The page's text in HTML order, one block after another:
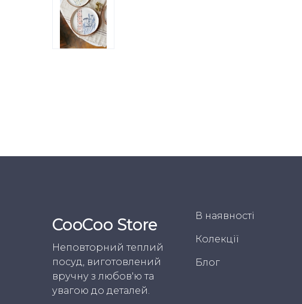
CooСoo Store
Неповторний теплий
посуд, виготовлений
вручну з любов'ю та
увагою до деталей.
В наявності
Колекції
Блог